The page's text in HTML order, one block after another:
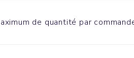
de quantité par